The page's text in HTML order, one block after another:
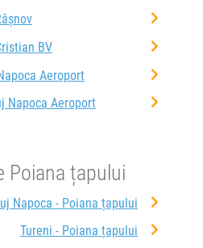
BV
Aeroport
Napoca Aeroport
Poiana țapului
Napoca - Poiana țapului
Tureni - Poiana țapului